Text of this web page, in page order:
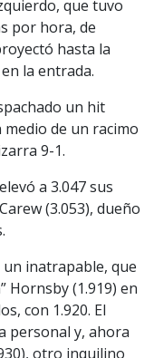
que tuvo
por hora, de
hasta la
la entrada.
un hit
de un racimo
9-1.
a 3.047 sus
(3.053), dueño
un inatrapable, que
Hornsby (1.919) en
con 1.920. El
personal y, ahora
otro inquilino